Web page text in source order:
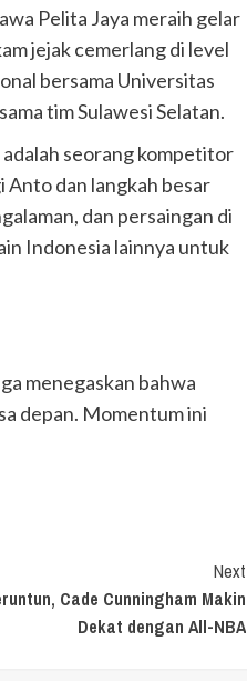
Pelita Jaya meraih gelar
jejak cemerlang di level
bersama Universitas
tim Sulawesi Selatan.
adalah seorang kompetitor
Anto dan langkah besar
dan persaingan di
Indonesia lainnya untuk
menegaskan bahwa
depan. Momentum ini
Next
Cade Cunningham Makin
Dekat dengan All-NBA